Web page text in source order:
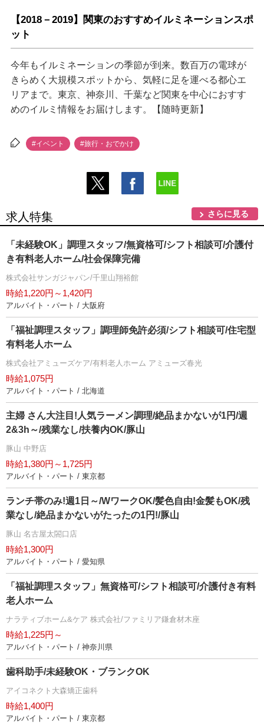
【2018－2019】関東のおすすめイルミネーションスポ
ット
今年もイルミネーションの季節が到来。数百万の電球が
きらめく大規模スポットから、気軽に足を運べる都心エ
リアまで。東京、神奈川、千葉など関東を中心におすす
めのイルミ情報をお届けします。【随時更新】
#イベント #旅行・おでかけ
求人特集 さらに見る
「未経験OK」調理スタッフ/無資格可/シフト相談可/介護付
き有料老人ホーム/社会保障完備
株式会社サンガジャパン/千里山翔裕館
時給1,220円～1,420円
アルバイト・パート / 大阪府
「福祉調理スタッフ」調理師免許必須/シフト相談可/住宅型
有料老人ホーム
株式会社アミューズケア/有料老人ホーム アミューズ春光
時給1,075円
アルバイト・パート / 北海道
主婦 さん大注目!人気ラーメン調理/絶品まかないが1円/週
2&3h～/残業なし/扶養内OK/豚山
豚山 中野店
時給1,380円～1,725円
アルバイト・パート / 東京都
ランチ帯のみ!週1日～/WワークOK/髪色自由!金髪もOK/残
業なし/絶品まかないがたったの1円!/豚山
豚山 名古屋太閤口店
時給1,300円
アルバイト・パート / 愛知県
「福祉調理スタッフ」無資格可/シフト相談可/介護付き有料
老人ホーム
ナラティブホーム&ケア 株式会社/ファミリア鎌倉材木座
時給1,225円～
アルバイト・パート / 神奈川県
歯科助手/未経験OK・ブランクOK
アイコネクト大森矯正歯科
時給1,400円
アルバイト・パート / 東京都